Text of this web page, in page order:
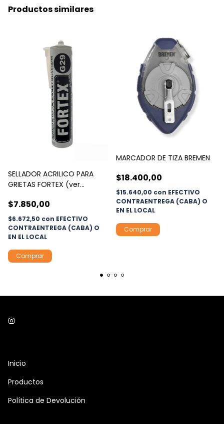
Productos similares
SELLADOR ACRILICO PARA
GRIETAS FORTEX (ver
$7.850,00
$6.672,50 con EFECTIVO
CONTRAENTREGA (CABA) O
EN EL LOCAL
Comprar
MARCADOR DE TIZA BREMEN
$18.400,00
$15.640,00 con EFECTIVO
CONTRAENTREGA (CABA) O
EN EL LOCAL
Inicio
Productos
Política de Devolución